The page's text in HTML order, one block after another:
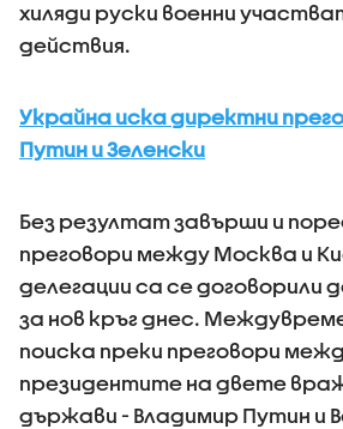
хиляди руски военни
действия.
Украйна иска директни
Путин и Зеленски
Без резултат завърши и
преговори между Москва и
делегации са се договорили
за нов кръг днес.
поиска преки преговори
президентите на двете
държави - Владимир Путин и